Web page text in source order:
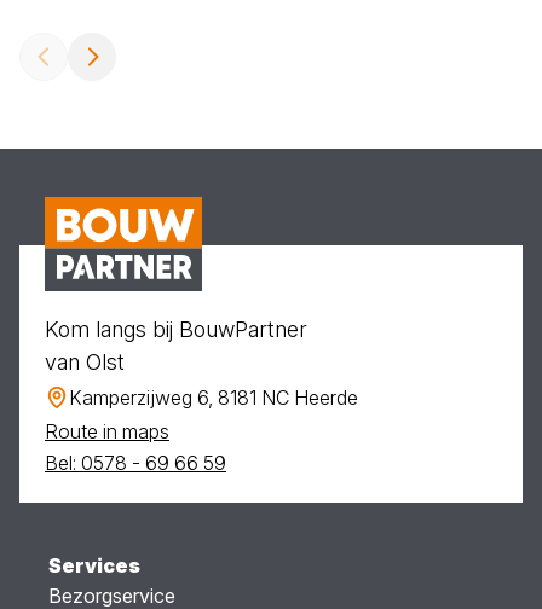
Kom langs bij BouwPartner
van Olst
Kamperzijweg 6, 8181 NC Heerde
Route in maps
Bel: 0578 - 69 66 59
Services
Bezorgservice